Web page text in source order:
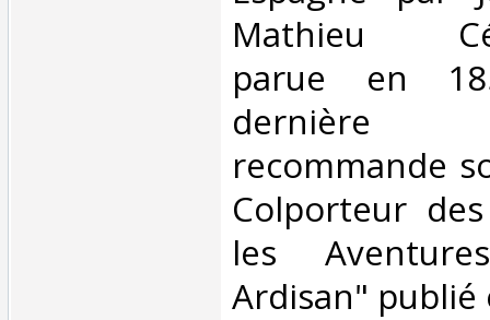
Mathieu
parue en
recommande
Colporteur
les
Ardisan" publié